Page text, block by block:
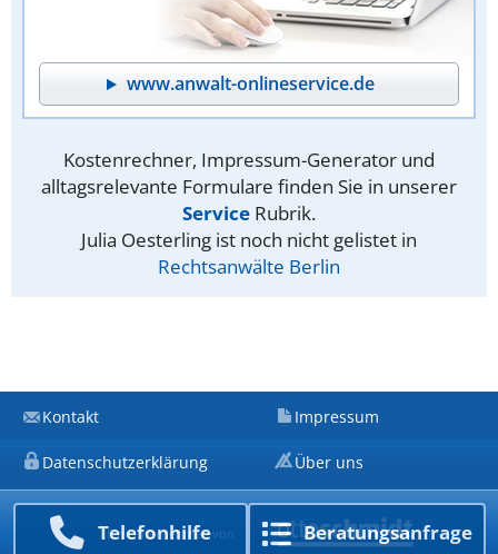
www.anwalt-onlineservice.de
Kostenrechner, Impressum-Generator und
alltagsrelevante Formulare finden Sie in unserer
Service Rubrik.
Julia Oesterling ist noch nicht gelistet in
Rechtsanwälte Berlin
Telefon­hilfe Beratungs­anfrage
Kontakt Impressum
Datenschutzerklärung Über uns
Ein Unternehmen von